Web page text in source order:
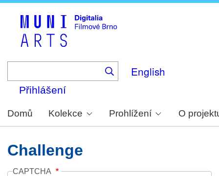
English
Přihlášení
Domů Kolekce Prohlížení O
Challenge
CAPTCHA